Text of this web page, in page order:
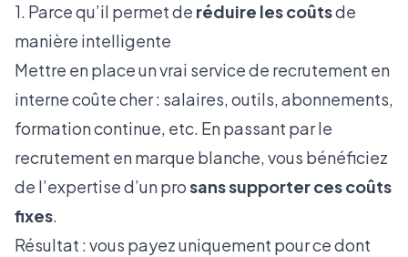
1. Parce qu’il permet de réduire les coûtsde
manière intelligente
Mettre en place un vrai service de recrutement en
interne coûte cher : salaires, outils, abonnements,
formation continue, etc. En passant par le
recrutement en marque blanche, vous bénéficiez
de l’expertise d’un prosans supporter ces coûts
fixes.
Résultat : vous payez uniquement pour ce dont